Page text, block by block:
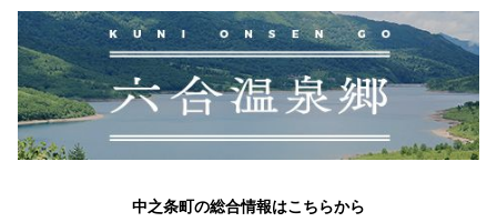
中之条町の総合情報はこちらから